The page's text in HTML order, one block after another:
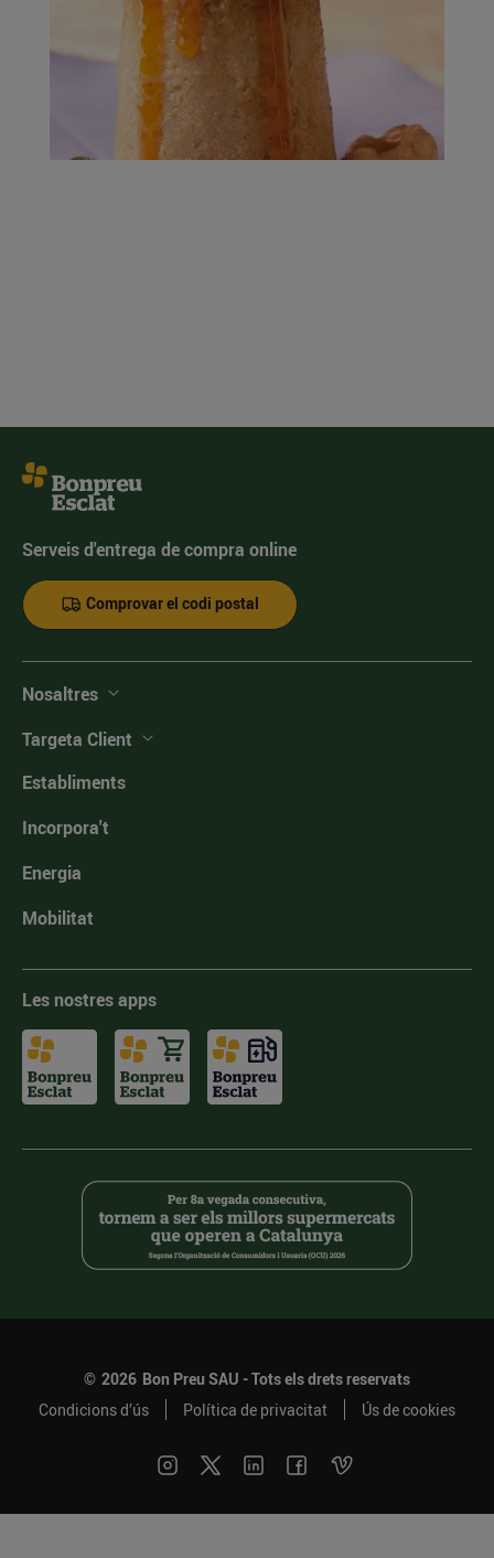
Serveis d'entrega de compra online
Comprovar el codi postal
Nosaltres
Targeta Client
Establiments
Incorpora't
Energia
Mobilitat
Les nostres apps
© 2026 Bon Preu SAU - Tots els drets reservats
Condicions d’ús
Política de privacitat Ús de cookies